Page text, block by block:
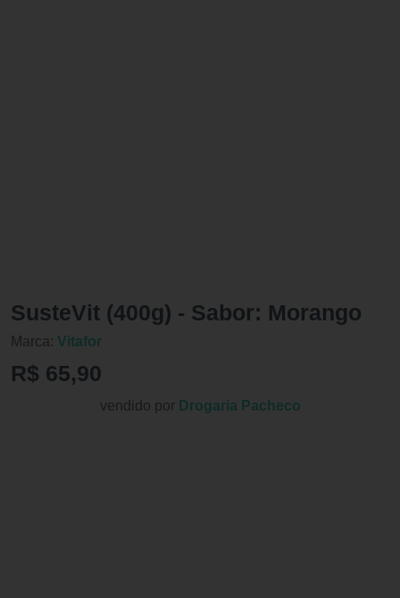
SusteVit (400g) - Sabor: Morango
Marca: Vitafor
R$ 65,90
vendido por Drogaria Pacheco